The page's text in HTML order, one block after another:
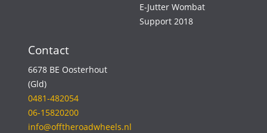
E-Jutter Wombat
Support 2018
Contact
6678 BE Oosterhout
(Gld)
0481-482054
06-15820200
info@offtheroadwheels.nl